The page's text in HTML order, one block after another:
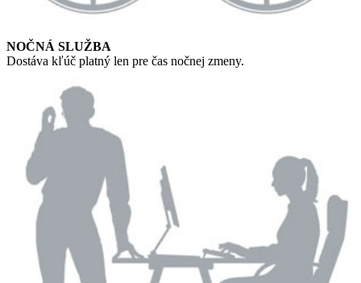
NOČNÁ SLUŽBA
Dostáva kľúč platný len pre čas nočnej zmeny.